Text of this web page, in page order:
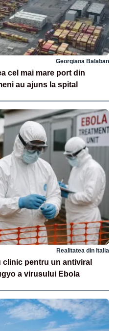
Georgiana Balaban
cel mai mare port din
au ajuns la spital
Realitatea din Italia
pentru un antiviral
a virusului Ebola